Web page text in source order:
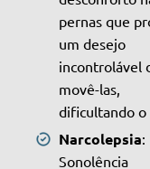
pernas que
um desejo
incontrolável
movê-las,
dificultando o
Narcolepsia:
Sonolência